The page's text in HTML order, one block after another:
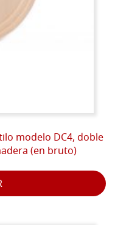
modelo DC4, doble
(en bruto)